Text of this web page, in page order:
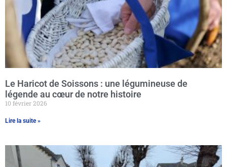
Le Haricot de Soissons : une légumineuse de
légende au cœur de notre histoire
10 février 2026
Lire la suite »